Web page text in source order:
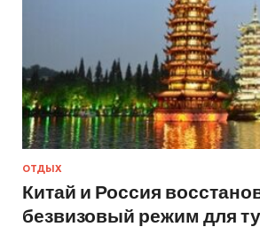
ОТДЫХ
Китай и Россия
безвизовый режим для